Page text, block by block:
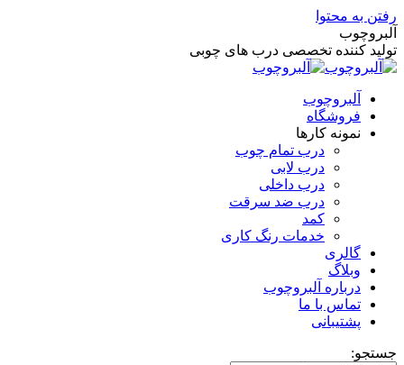
رفتن به محتوا
آلبروچوب
تولید کننده تخصصی درب های چوبی
آلبروچوب
فروشگاه
نمونه کارها
درب تمام چوب
درب لابی
درب داخلی
درب ضد سرقت
کمد
خدمات رنگ کاری
گالری
وبلاگ
درباره آلبروچوب
تماس با ما
پشتیبانی
جستجو: